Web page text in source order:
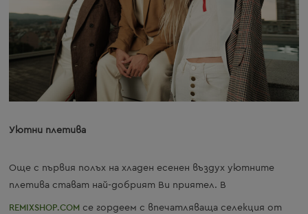
Уютни плетива
Още с първия полъх на хладен есенен въздух уютните
плетива стават най-добрият Ви приятел. В
REMIXSHOP.COM се гордеем с впечатляваща селекция от